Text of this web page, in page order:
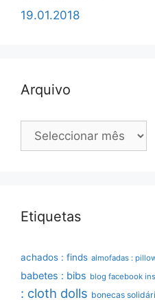
19.01.2018
Arquivo
Arquivo
Etiquetas
achados : finds almofadas :
babetes : bibs blog facebook
: cloth dolls bonecas